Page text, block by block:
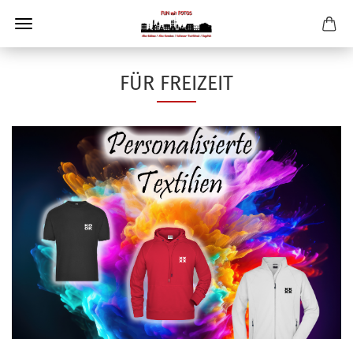
FÜR FREIZEIT